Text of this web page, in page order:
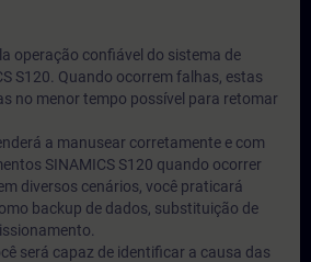
operação confiável do sistema de
S120. Quando ocorrem falhas, estas
no menor tempo possível para retomar
a manusear corretamente e com
SINAMICS S120 quando ocorrer
diversos cenários, você praticará
backup de dados, substituição de
será capaz de identificar a causa das